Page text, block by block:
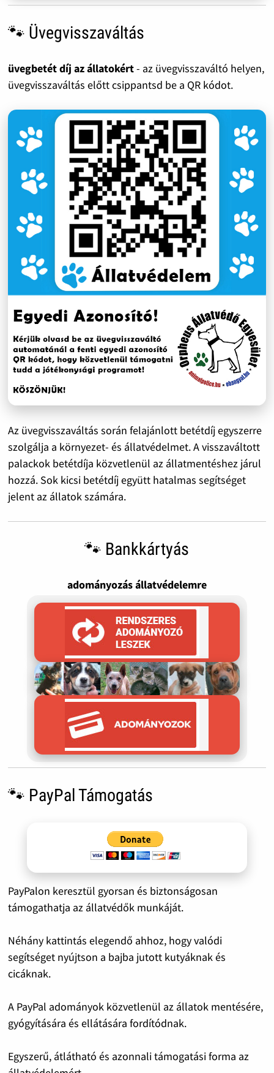
🐾 Üvegvisszaváltás
üvegbetét díj az állatokért- az üvegvisszaváltó helyen,
üvegvisszaváltás előtt csippantsd be a QR kódot.
Az üvegvisszaváltás során felajánlott betétdíj egyszerre
szolgálja a környezet- és állatvédelmet. A visszaváltott
palackok betétdíja közvetlenül az állatmentéshez járul
hozzá. Sok kicsi betétdíj együtt hatalmas segítséget
jelent az állatok számára.
🐾 Bankkártyás
adományozás állatvédelemre
🐾 PayPal Támogatás
PayPalon keresztül gyorsan és biztonságosan
támogathatja az állatvédők munkáját.
Néhány kattintás elegendő ahhoz, hogy valódi
segítséget nyújtson a bajba jutott kutyáknak és
cicáknak.
A PayPal adományok közvetlenül az állatok mentésére,
gyógyítására és ellátására fordítódnak.
Egyszerű, átlátható és azonnali támogatási forma az